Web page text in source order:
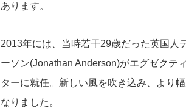
あります。
2013年には、当時若干29歳だった英国人
ーソン(Jonathan Anderson)がエグゼクテ
ターに就任。新しい風を吹き込み、より
なりました。